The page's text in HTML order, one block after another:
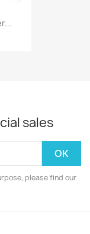
sales
please find our